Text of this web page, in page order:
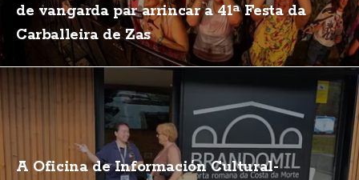
de vangarda par arrincar a 41ª Festa da
Carballeira de Zas
A Oficina de Información Cultural-